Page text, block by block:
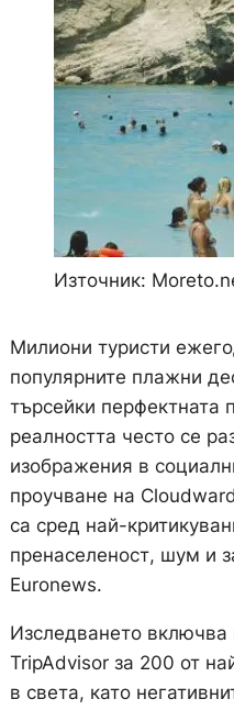
Източник:
Милиони туристи
популярните плажни
търсейки перфектната
реалността често се
изображения в
проучване на
са сред най-
пренаселеност, шум и
Euronews.
Изследването включва
TripAdvisor за 200 от
в света, като